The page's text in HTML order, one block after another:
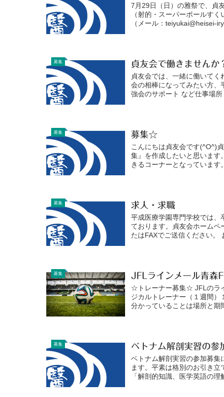
7月29日（日）の雅祭で、貞
（射的・スーパーボールす
（メール：teiyukai@heisei-
募集 貞友会で働きませんか
貞友会では、一緒に働いて
会の相棒になってみたい方
強会のサポート など仕事場
募集 募集☆
こんにちは貞友会です(^O^)
集』を作成したいと思いま
きるコーナーとなっています
募集 求人・求職
平成医療学園専門学校では、
ております。貞友会ホームペ
たはFAXでご送信ください。
募集 JFLラインメール青森
☆トレーナー募集☆ JFLのラ
ジカルトレーナー（１週間）
分かっていることは場所と期
募集 ベトナム解剖実習の参
ベトナム解剖実習の参加募
ます。平素は格別のお引き
「解剖的知識、医学英語の理